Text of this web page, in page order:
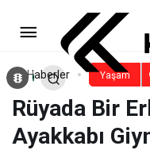
Haberler Yaşam
Rüyada Bir
Ayakkabı
Yaklaşması​
Yorum Yap